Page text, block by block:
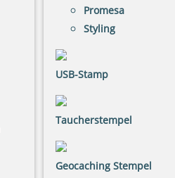
Promesa
Styling
USB-Stamp
Taucherstempel
Geocaching Stempel